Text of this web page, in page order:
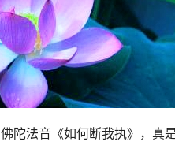
陀法音《如何断我执》，真是